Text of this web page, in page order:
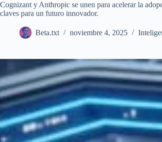
Cognizant y Anthropic se unen para acelerar la
claves para un futuro innovador.
Beta.txt noviembre 4, 2025